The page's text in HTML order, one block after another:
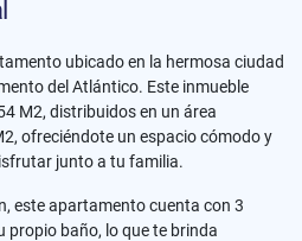
ubicado en la hermosa ciudad
del Atlántico. Este inmueble
M2, distribuidos en un área
ofreciéndote un espacio cómodo y
junto a tu familia.
este apartamento cuenta con 3
propio baño, lo que te brinda